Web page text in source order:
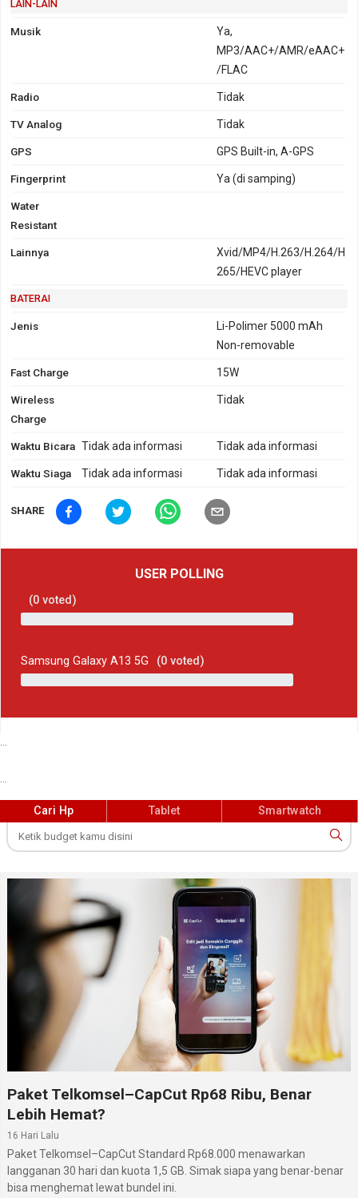
LAIN-LAIN
Musik
Ya,
MP3/AAC+/AMR/eAAC+
/FLAC
Radio Tidak
TV Analog Tidak
GPS GPS Built-in, A-GPS
Fingerprint Ya (di samping)
Water
Resistant
Lainnya
Xvid/MP4/H.263/H.264/H
265/HEVC player
BATERAI
Jenis
Li-Polimer 5000 mAh
Non-removable
Fast Charge 15W
Wireless
Charge
Tidak
Waktu Bicara Tidak ada informasi Tidak ada informasi
Waktu Siaga Tidak ada informasi Tidak ada informasi
SHARE
USER POLLING
(0 voted)
Samsung Galaxy A13 5G (0 voted)
Cari Hp Tablet Smartwatch
Paket Telkomsel–CapCut Rp68 Ribu, Benar
Lebih Hemat?
16 Hari Lalu
Paket Telkomsel–CapCut Standard Rp68.000 menawarkan
langganan 30 hari dan kuota 1,5 GB. Simak siapa yang benar-benar
bisa menghemat lewat bundel ini.